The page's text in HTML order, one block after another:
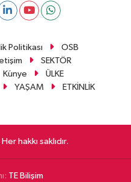
Politikası
OSB
SEKTÖR
Künye
ÜLKE
YAŞAM ETKİNLİK
hakkı saklıdır.
TE Bilişim